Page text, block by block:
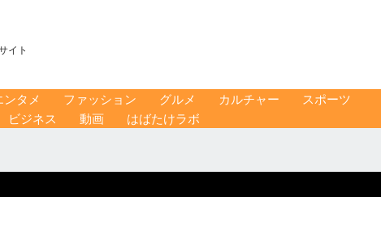
イト
ンタメ ファッション グルメ カルチャー
スポーツ
ビジネス 動画 はばたけラボ